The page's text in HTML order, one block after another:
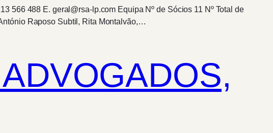
566 488 E. geral@rsa-lp.com Equipa Nº de Sócios 11 Nº Total de
Raposo Subtil, Rita Montalvão,…